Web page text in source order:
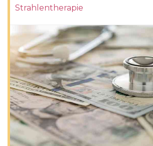
Strahlentherapie